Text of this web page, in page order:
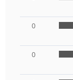
0
0